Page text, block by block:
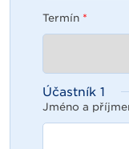
Termín *
Účastník 1
Jméno a